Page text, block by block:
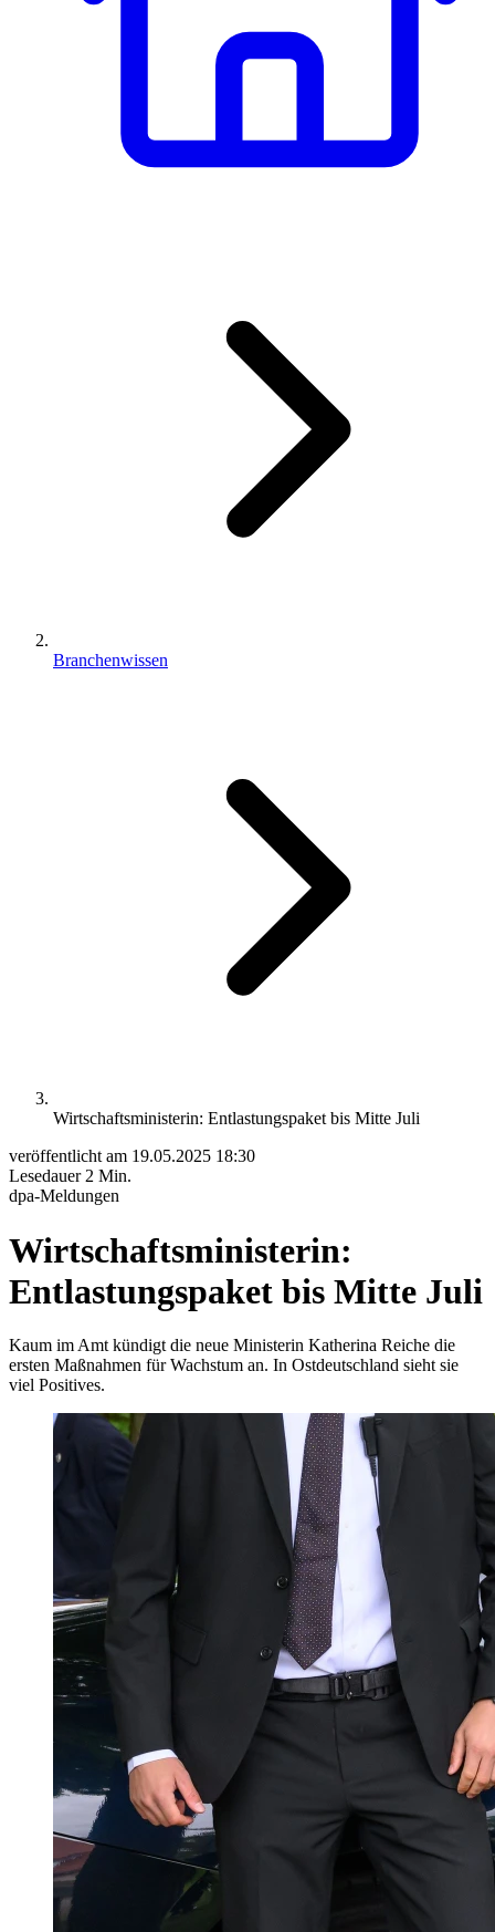
Branchenwissen
Wirtschaftsministerin: Entlastungspaket bis Mitte Juli
veröffentlicht am 19.05.2025 18:30
Lesedauer 2 Min.
dpa-Meldungen
Wirtschaftsministerin:
Entlastungspaket bis Mitte Juli
Kaum im Amt kündigt die neue Ministerin Katherina Reiche die
ersten Maßnahmen für Wachstum an. In Ostdeutschland sieht sie
viel Positives.